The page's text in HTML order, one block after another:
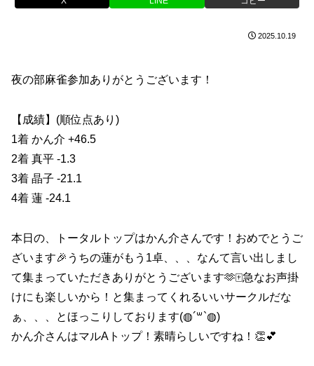
2025.10.19
夜の部麻雀参加ありがとうございます！
【成績】(順位点あり)
1着 かん介 +46.5
2着 真平 -1.3
3着 晶子 -21.1
4着 蓮 -24.1
本日の、トータルトップはかん介さんです！おめでとうご
ざいます🎉うちの蓮がもう1卓、、、なんて言い出しまし
て集まっていただきありがとうございます🫶🀄️急なお声掛
けにも楽しいから！と集まってくれるいいサークルだな
ぁ、、、とほっこりしております(◍︎´꒳`◍︎)
かん介さんはマルAトップ！素晴らしいですね！👏💕︎